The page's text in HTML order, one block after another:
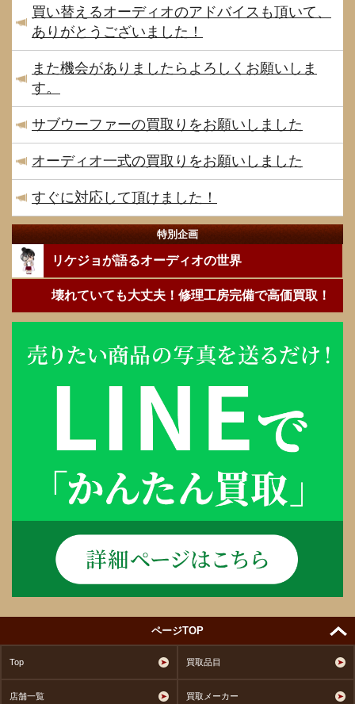
買い替えるオーディオのアドバイスも頂いて、
ありがとうございました！
また機会がありましたらよろしくお願いしま
す。
サブウーファーの買取りをお願いしました
オーディオ一式の買取りをお願いしました
すぐに対応して頂けました！
特別企画
リケジョが語るオーディオの世界
壊れていても大丈夫！修理工房完備で高価買取！
ページTOP
Top 買取品目
店舗一覧 買取メーカー